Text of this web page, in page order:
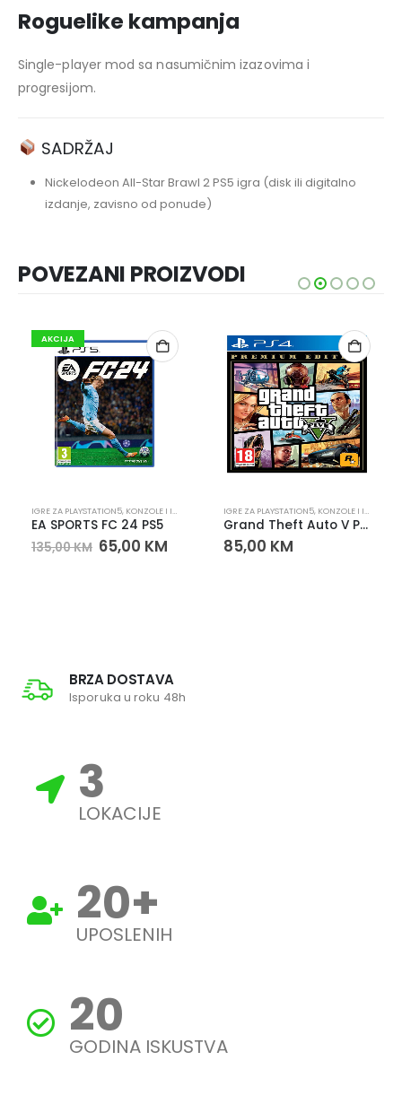
Roguelike kampanja
Single-player mod sa nasumičnim izazovima i
progresijom.
SADRŽAJ
Nickelodeon All-Star Brawl 2 PS5 igra (disk ili digitalno
izdanje, zavisno od ponude)
POVEZANI PROIZVODI
PLAYSTATION
AKCIJA
IGRE ZA PLAYSTATION5, KONZOLE I IGRE PLAYSTATION
EA SPORTS FC 24 PS5
135,00KM 65,00 KM
IGRE ZA PLAYSTATION5, KONZOLE I IGRE
Grand Theft Auto V PS5 – Igra za PlayStation 5
85,00 KM
BRZA DOSTAVA
Isporuka u roku 48h
3
LOKACIJE
20+
UPOSLENIH
20
GODINA ISKUSTVA